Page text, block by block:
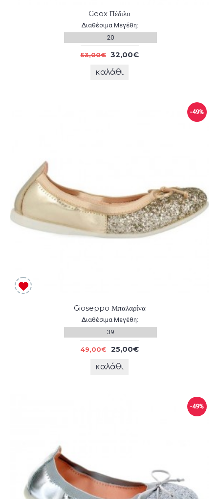
Geox Πέδιλο
Διαθέσιμα Μεγέθη:
20
53,00€ 32,00€
καλάθι
-49%
Gioseppo Μπαλαρίνα
Διαθέσιμα Μεγέθη:
39
49,00€ 25,00€
καλάθι
-49%